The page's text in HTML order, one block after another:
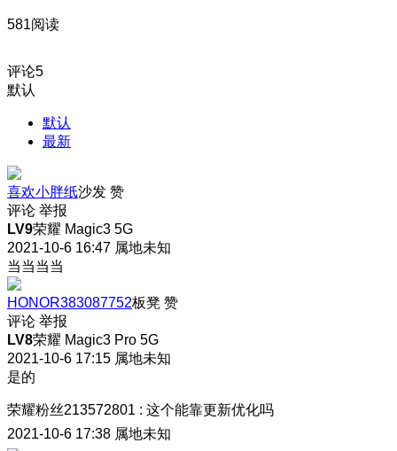
581阅读
评论5
默认
默认
最新
喜欢小胖纸沙发 赞
评论 举报
LV9荣耀 Magic3 5G
2021-10-6 16:47 属地未知
当当当当
HONOR383087752板凳 赞
评论 举报
LV8荣耀 Magic3 Pro 5G
2021-10-6 17:15 属地未知
是的
荣耀粉丝213572801 : 这个能靠更新优化吗
2021-10-6 17:38 属地未知